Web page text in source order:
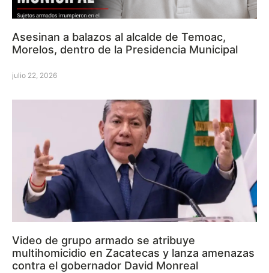
Asesinan a balazos al alcalde de Temoac,
Morelos, dentro de la Presidencia Municipal
julio 22, 2026
Video de grupo armado se atribuye
multihomicidio en Zacatecas y lanza amenazas
contra el gobernador David Monreal